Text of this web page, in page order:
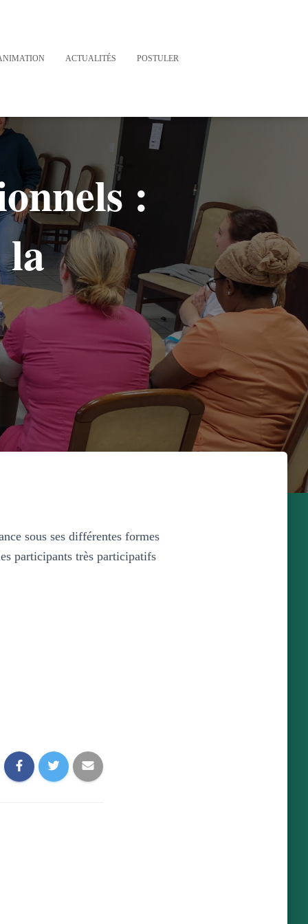
ACTUALITÉS POSTULER
:
sous ses différentes formes
participants très participatifs